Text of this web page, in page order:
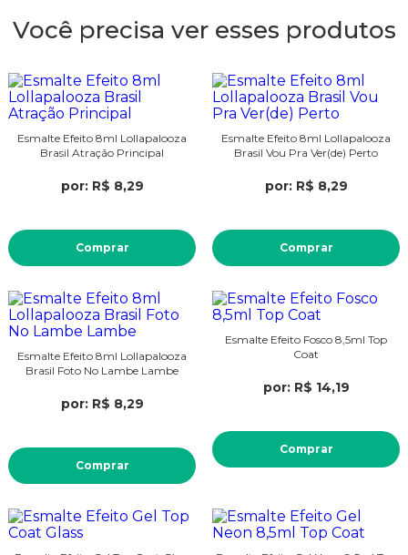
Você precisa ver esses produtos
Esmalte Efeito 8ml Lollapalooza
Brasil Atração Principal
por: R$ 8,29
Comprar
Esmalte Efeito 8ml Lollapalooza
Brasil Vou Pra Ver(de) Perto
por: R$ 8,29
Comprar
Esmalte Efeito 8ml Lollapalooza
Brasil Foto No Lambe Lambe
por: R$ 8,29
Comprar
Esmalte Efeito Fosco 8,5ml Top
Coat
por: R$ 14,19
Comprar